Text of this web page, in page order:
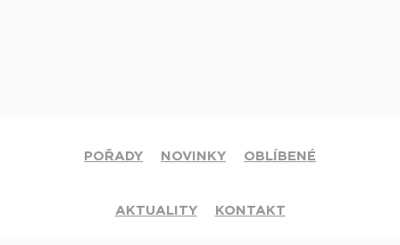
POŘADY NOVINKY OBLÍBENÉ
AKTUALITY KONTAKT